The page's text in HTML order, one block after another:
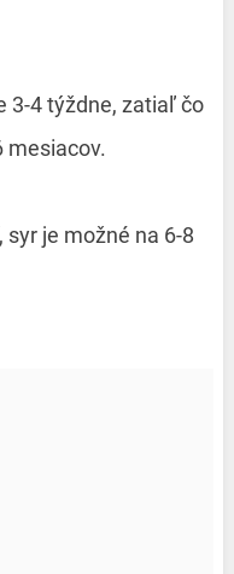
3-4 týždne, zatiaľ čo
mesiacov.
je možné na 6-8